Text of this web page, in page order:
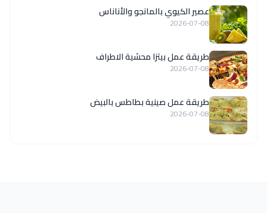
عصير الكيوي بالمانجو والأناناس
2026-07-08
طريقة عمل بيتزا محشية الاطراف
2026-07-08
طريقة عمل صينية بطاطس بالبيض
2026-07-08